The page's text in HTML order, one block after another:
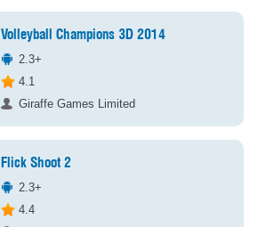
Volleyball Champions 3D 2014
2.3+
4.1
Giraffe Games Limited
Flick Shoot 2
2.3+
4.4